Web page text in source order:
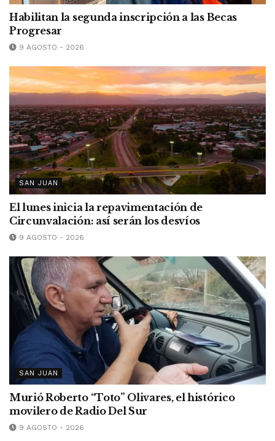
Habilitan la segunda inscripción a las Becas
Progresar
9 AGOSTO - 2026
SAN JUAN
El lunes inicia la repavimentación de
Circunvalación: así serán los desvíos
9 AGOSTO - 2026
SAN JUAN
Murió Roberto “Toto” Olivares, el histórico
movilero de Radio Del Sur
9 AGOSTO - 2026